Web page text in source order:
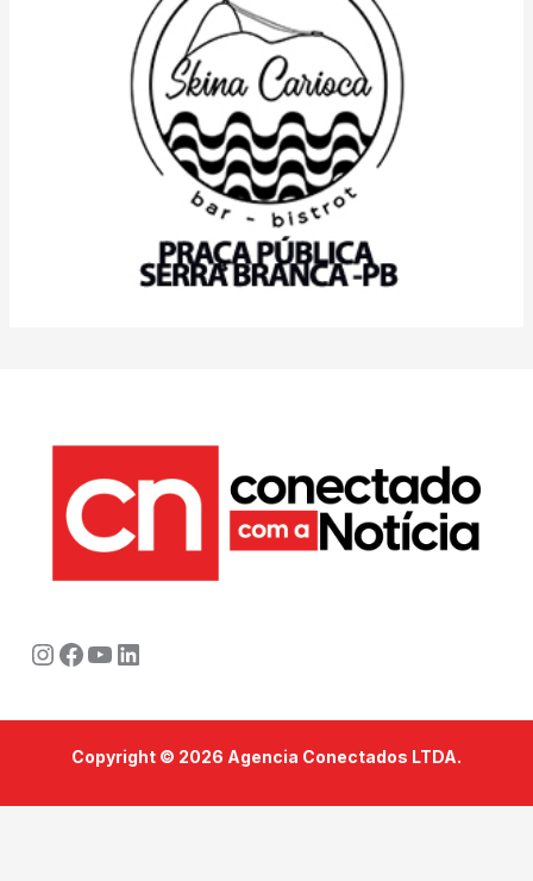
Instagram
Facebook
Youtube
LinkedIn
Copyright © 2026 Agencia Conectados LTDA.